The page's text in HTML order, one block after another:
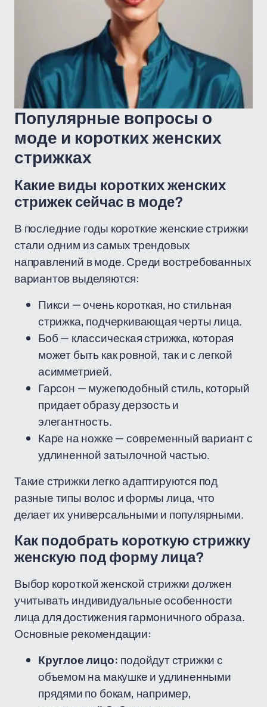
Популярные вопросы о
моде и коротких женских
стрижках
Какие виды коротких женских
стрижек сейчас в моде?
В последние годы короткие женские стрижки
стали одним из самых трендовых
направлений в моде. Среди востребованных
вариантов выделяются:
Пикси — очень короткая, но стильная
стрижка, подчеркивающая черты лица.
Боб — классическая стрижка, которая
может быть как ровной, так и с легкой
асимметрией.
Гарсон — мужеподобный стиль, который
придает образу дерзость и
элегантность.
Каре на ножке — современный вариант с
удлиненной затылочной частью.
Такие стрижки легко адаптируются под
разные типы волос и формы лица, что
делает их универсальными и популярными.
Как подобрать короткую стрижку
женскую под форму лица?
Выбор короткой женской стрижки должен
учитывать индивидуальные особенности
лица для достижения гармоничного образа.
Основные рекомендации:
Круглое лицо: подойдут стрижки с
объемом на макушке и удлиненными
прядями по бокам, например,